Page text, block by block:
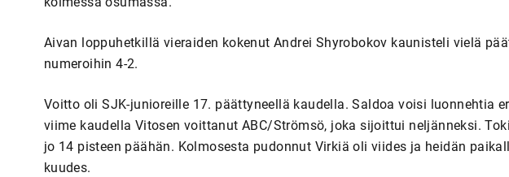
Aivan loppuhetkillä vieraiden kokenut Andrei Shyrobokov kaunisteli vielä
numeroihin 4-2.
Voitto oli SJK-junioreille 17. päättyneellä kaudella. Saldoa voisi luonnehtia
viime kaudella Vitosen voittanut ABC/Strömsö, joka sijoittui neljänneksi.
jo 14 pisteen päähän. Kolmosesta pudonnut Virkiä oli viides ja heidän
kuudes.